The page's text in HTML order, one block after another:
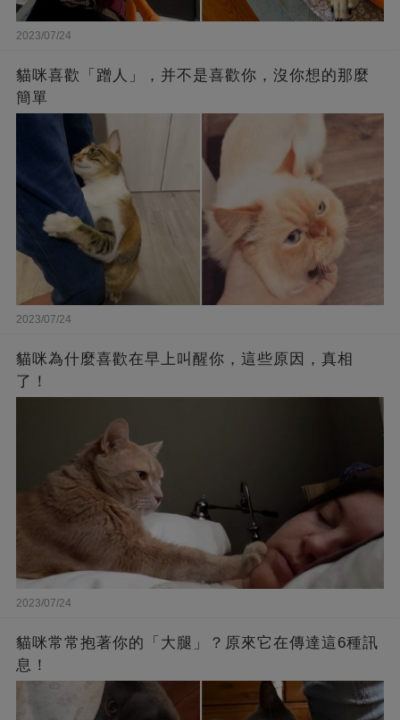
2023/07/24
貓咪喜歡「蹭人」，并不是喜歡你，沒你想的那麼
簡單
2023/07/24
貓咪為什麼喜歡在早上叫醒你，這些原因，真相
了！
2023/07/24
貓咪常常抱著你的「大腿」？原來它在傳達這6種訊
息！